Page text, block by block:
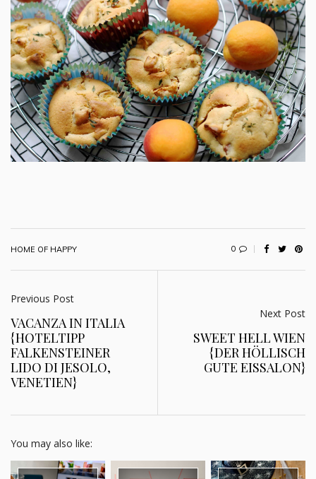
HOME OF HAPPY 0
Previous Post
VACANZA IN ITALIA
{HOTELTIPP
FALKENSTEINER
LIDO DI JESOLO,
VENETIEN}
Next Post
SWEET HELL WIEN
{DER HÖLLISCH
GUTE EISSALON}
You may also like: